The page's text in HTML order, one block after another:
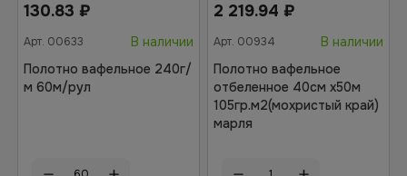
130.83 ₽
Арт. 00633
В наличии
Полотно вафельное 240г/
м 60м/рул
2 219.94 ₽
Арт. 00934
В наличии
Полотно вафельное
отбеленное 40см х50м
105гр.м2(мохристый край)
марля